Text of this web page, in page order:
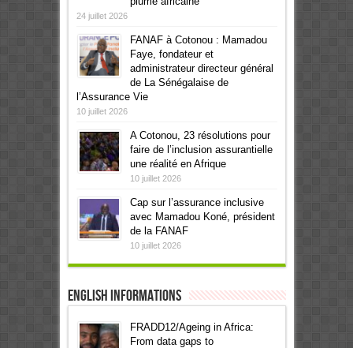
24 juillet 2026
FANAF à Cotonou : Mamadou
Faye, fondateur et
administrateur directeur général
de La Sénégalaise de
l’Assurance Vie
10 juillet 2026
A Cotonou, 23 résolutions pour
faire de l’inclusion assurantielle
une réalité en Afrique
10 juillet 2026
Cap sur l’assurance inclusive
avec Mamadou Koné, président
de la FANAF
10 juillet 2026
English informations
FRADD12/Ageing in Africa:
From data gaps to